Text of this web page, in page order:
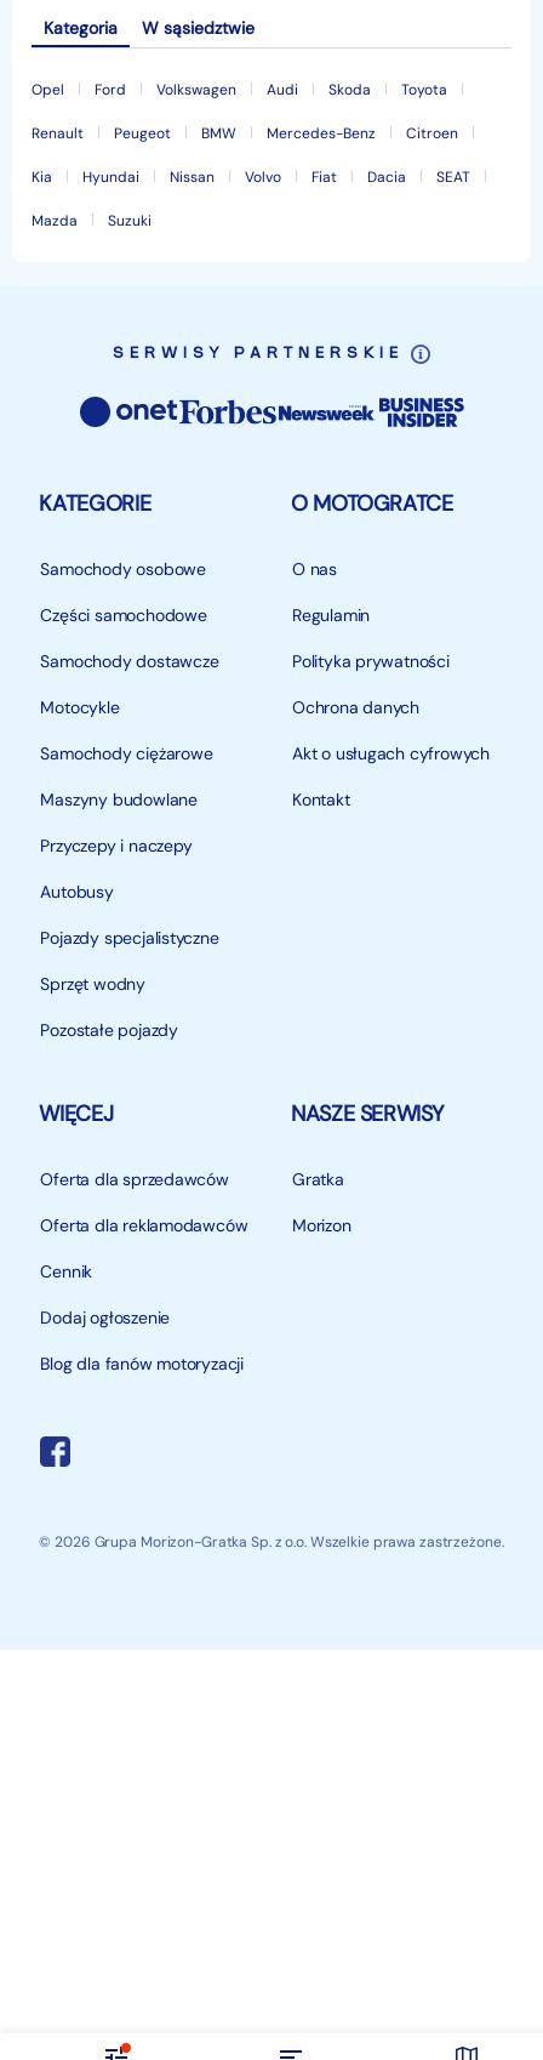
Kategoria
Opel Ford Volkswagen Audi Skoda Toyota
Renault Peugeot BMW Mercedes-Benz Citroen
Kia Hyundai Nissan Volvo Fiat Dacia SEAT
Mazda Suzuki
W sąsiedztwie
SERWISY PARTNERSKIE
KATEGORIE
Samochody osobowe
Części samochodowe
Samochody dostawcze
Motocykle
Samochody ciężarowe
Maszyny budowlane
Przyczepy i naczepy
Autobusy
Pojazdy specjalistyczne
Sprzęt wodny
Pozostałe pojazdy
O MOTOGRATCE
O nas
Regulamin
Polityka prywatności
Ochrona danych
Akt o usługach cyfrowych
Kontakt
WIĘCEJ
Oferta dla sprzedawców
Oferta dla reklamodawców
Cennik
Dodaj ogłoszenie
Blog dla fanów motoryzacji
NASZE SERWISY
Gratka
Morizon
© 2026 Grupa Morizon-Gratka Sp. z o.o. Wszelkie prawa zastrzeżone.